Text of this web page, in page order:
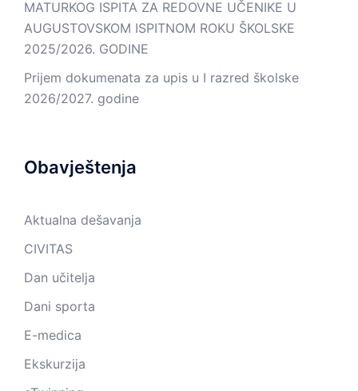
MATURKOG ISPITA ZA REDOVNE UČENIKE U
AUGUSTOVSKOM ISPITNOM ROKU ŠKOLSKE
2025/2026. GODINE
Prijem dokumenata za upis u I razred školske
2026/2027. godine
Obavještenja
Aktualna dešavanja
CIVITAS
Dan učitelja
Dani sporta
E-medica
Ekskurzija